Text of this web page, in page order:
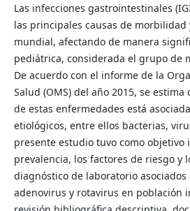
Las infecciones gastrointestinales
las principales causas de
mundial, afectando de manera
pediátrica, considerada el grupo de
De acuerdo con el informe de la
Salud (OMS) del año 2015, se
de estas enfermedades está
etiológicos, entre ellos bacterias,
presente estudio tuvo como objetivo
prevalencia, los factores de riesgo y
diagnóstico de laboratorio asociados
adenovirus y rotavirus en población